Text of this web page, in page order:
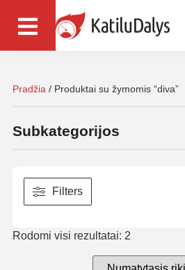
Pradžia / Produktai su žymomis “diva”
Subkategorijos
Filters
Rodomi visi rezultatai: 2